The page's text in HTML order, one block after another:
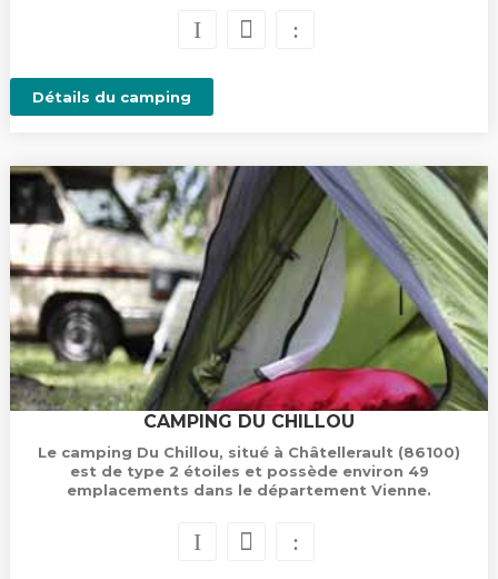
Détails du camping
CAMPING DU CHILLOU
Le camping Du Chillou, situé à Châtellerault (86100)
est de type 2 étoiles et possède environ 49
emplacements dans le département Vienne.